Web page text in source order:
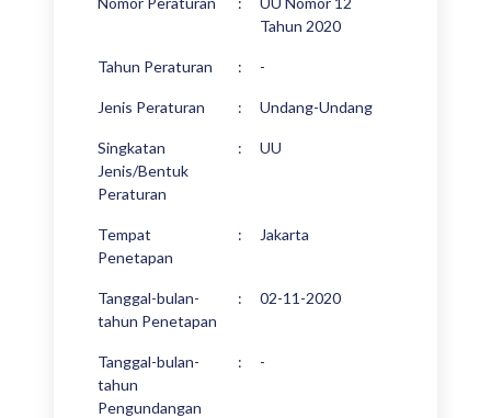
Tahun 2020
Tahun Peraturan : -
Jenis Peraturan : Undang-Undang
Singkatan
Jenis/Bentuk
Peraturan
: UU
Tempat
Penetapan
: Jakarta
Tanggal-bulan-
tahun Penetapan
: 02-11-2020
Tanggal-bulan-
tahun
Pengundangan
: -